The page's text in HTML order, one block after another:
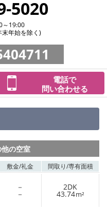
5020
～19:00
年始を除く)
電話で
問い合わせる
の空室
敷金/礼金 間取り/専有面積
－
－
2DK
43.74m²